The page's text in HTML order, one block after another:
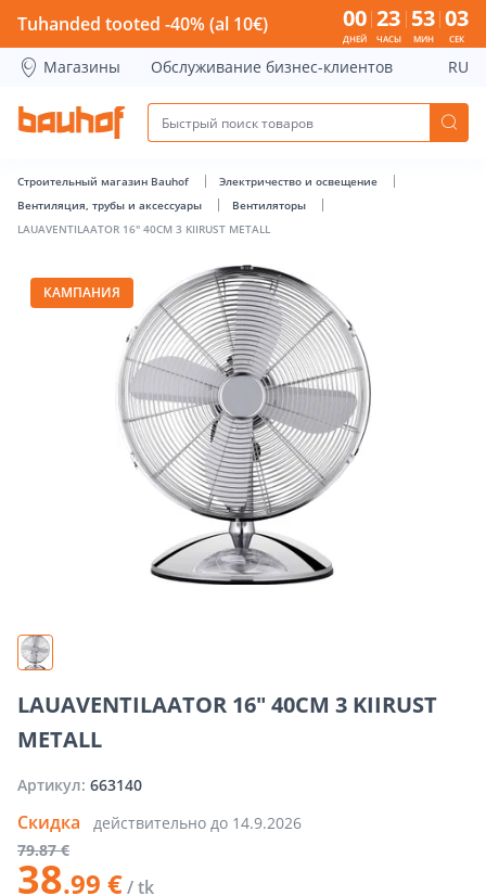
LAUAVENTILAATOR 16&quot; 40CM 3 KIIRUST METALL -
Tuhanded tooted -40% (al 10€) 00
ДНЕЙ
23
ЧАСЫ
53
МИН
03
СЕК
Магазины Обслуживание бизнес-клиентов RU
Строительный магазин Bauhof
Электричество и освещение
Вентиляция, трубы и аксессуары
Вентиляторы
LAUAVENTILAATOR 16" 40CM 3 KIIRUST METALL
КАМПАНИЯ
LAUAVENTILAATOR 16" 40CM 3 KIIRUST
METALL
Артикул: 663140
Скидка действительно до 14.9.2026
79.87 €
38.99 €/ tk